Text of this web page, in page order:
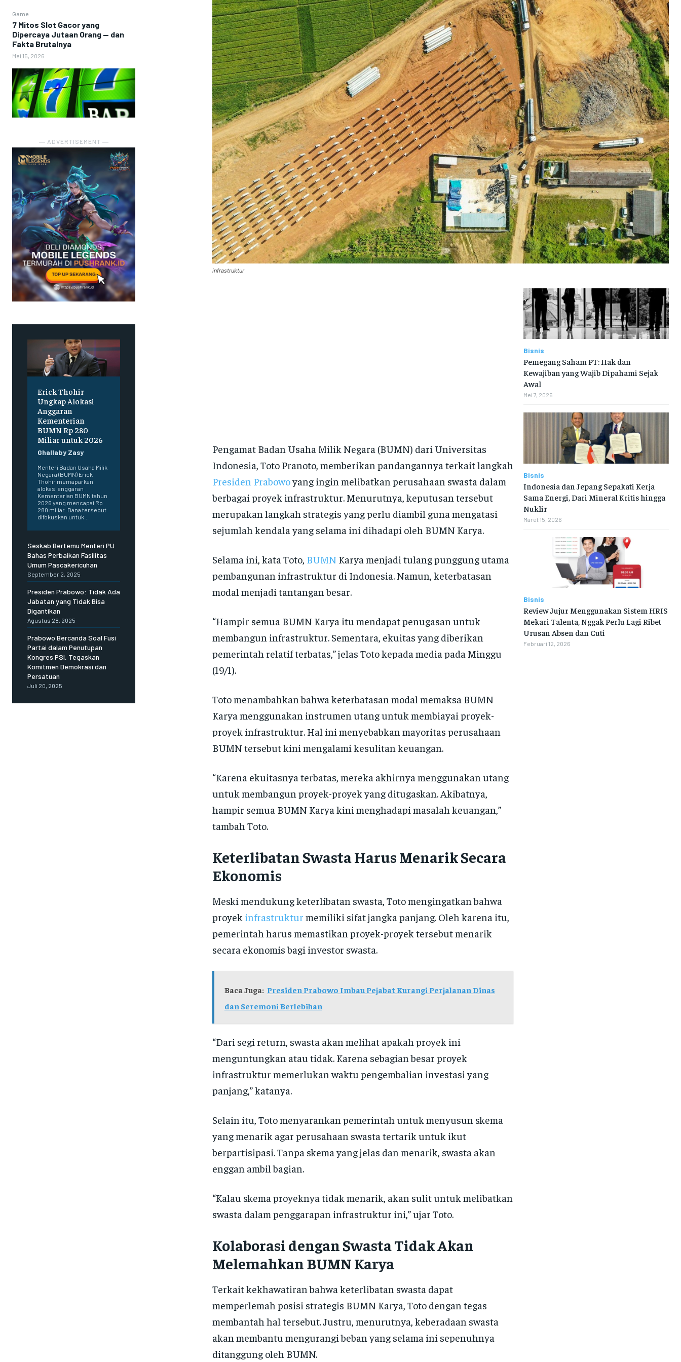
Game
7 Mitos Slot Gacor yang
Dipercaya Jutaan Orang — dan
Fakta Brutalnya
Mei 15, 2026
― ADVERTISEMENT ―
Erick Thohir
Ungkap Alokasi
Anggaran
Kementerian
BUMN Rp 280
Miliar untuk 2026
Ghallaby Zasy
Menteri Badan Usaha Milik
Negara (BUMN) Erick
Thohir memaparkan
alokasi anggaran
Kementerian BUMN tahun
2026 yang mencapai Rp
280 miliar. Dana tersebut
difokuskan untuk...
Seskab Bertemu Menteri PU
Bahas Perbaikan Fasilitas
Umum Pascakericuhan
September 2, 2025
Presiden Prabowo: Tidak Ada
Jabatan yang Tidak Bisa
Digantikan
Agustus 28, 2025
Prabowo Bercanda Soal Fusi
Partai dalam Penutupan
Kongres PSI, Tegaskan
Komitmen Demokrasi dan
Persatuan
Juli 20, 2025
infrastruktur
Pengamat Badan Usaha Milik Negara (BUMN) dari Universitas
Indonesia, Toto Pranoto, memberikan pandangannya terkait langkah
Presiden Prabowoyang ingin melibatkan perusahaan swasta dalam
berbagai proyek infrastruktur. Menurutnya, keputusan tersebut
merupakan langkah strategis yang perlu diambil guna mengatasi
sejumlah kendala yang selama ini dihadapi oleh BUMN Karya.
Selama ini, kata Toto, BUMN Karya menjadi tulang punggung utama
pembangunan infrastruktur di Indonesia. Namun, keterbatasan
modal menjadi tantangan besar.
“Hampir semua BUMN Karya itu mendapat penugasan untuk
membangun infrastruktur. Sementara, ekuitas yang diberikan
pemerintah relatif terbatas,” jelas Toto kepada media pada Minggu
(19/1).
Toto menambahkan bahwa keterbatasan modal memaksa BUMN
Karya menggunakan instrumen utang untuk membiayai proyek-
proyek infrastruktur. Hal ini menyebabkan mayoritas perusahaan
BUMN tersebut kini mengalami kesulitan keuangan.
“Karena ekuitasnya terbatas, mereka akhirnya menggunakan utang
untuk membangun proyek-proyek yang ditugaskan. Akibatnya,
hampir semua BUMN Karya kini menghadapi masalah keuangan,”
tambah Toto.
Keterlibatan Swasta Harus Menarik Secara
Ekonomis
Meski mendukung keterlibatan swasta, Toto mengingatkan bahwa
proyek infrastruktur memiliki sifat jangka panjang. Oleh karena itu,
pemerintah harus memastikan proyek-proyek tersebut menarik
secara ekonomis bagi investor swasta.
Baca Juga: Presiden Prabowo Imbau Pejabat Kurangi Perjalanan Dinas
dan Seremoni Berlebihan
“Dari segi return, swasta akan melihat apakah proyek ini
menguntungkan atau tidak. Karena sebagian besar proyek
infrastruktur memerlukan waktu pengembalian investasi yang
panjang,” katanya.
Selain itu, Toto menyarankan pemerintah untuk menyusun skema
yang menarik agar perusahaan swasta tertarik untuk ikut
berpartisipasi. Tanpa skema yang jelas dan menarik, swasta akan
enggan ambil bagian.
“Kalau skema proyeknya tidak menarik, akan sulit untuk melibatkan
swasta dalam penggarapan infrastruktur ini,” ujar Toto.
Kolaborasi dengan Swasta Tidak Akan
Melemahkan BUMN Karya
Terkait kekhawatiran bahwa keterlibatan swasta dapat
memperlemah posisi strategis BUMN Karya, Toto dengan tegas
membantah hal tersebut. Justru, menurutnya, keberadaan swasta
akan membantu mengurangi beban yang selama ini sepenuhnya
ditanggung oleh BUMN.
Bisnis
Pemegang Saham PT: Hak dan
Kewajiban yang Wajib Dipahami Sejak
Awal
Mei 7, 2026
Bisnis
Indonesia dan Jepang Sepakati Kerja
Sama Energi, Dari Mineral Kritis hingga
Nuklir
Maret 15, 2026
Bisnis
Review Jujur Menggunakan Sistem HRIS
Mekari Talenta, Nggak Perlu Lagi Ribet
Urusan Absen dan Cuti
Februari 12, 2026